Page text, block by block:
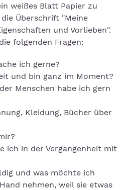
weißes Blatt Papier zu
Überschrift "Meine
und Vorlieben".
folgenden Fragen:
ich gerne?
und bin ganz im Moment?
Menschen habe ich gern
Kleidung, Bücher über
ich in der Vergangenheit mit
und was möchte ich
nehmen, weil sie etwas